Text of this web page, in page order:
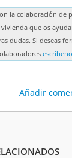
la colaboración de
que os
dudas. Si deseas
Añadir